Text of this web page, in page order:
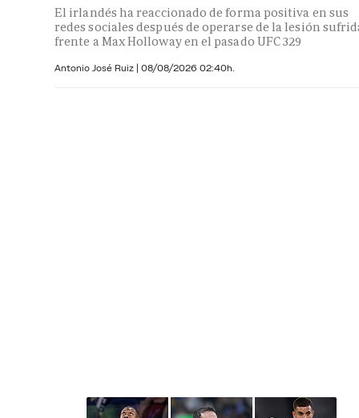
El irlandés ha reaccionado de forma positiva en sus
redes sociales después de operarse de la lesión
frente a Max Holloway en el pasado UFC 329
Antonio José Ruiz | 08/08/2026 02:40h.